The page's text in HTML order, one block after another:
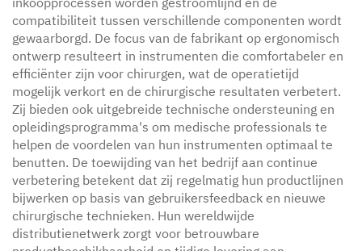
compatibiliteit tussen verschillende componenten wordt
gewaarborgd. De focus van de fabrikant op ergonomisch
ontwerp resulteert in instrumenten die comfortabeler en
efficiënter zijn voor chirurgen, wat de operatietijd
mogelijk verkort en de chirurgische resultaten verbetert.
Zij bieden ook uitgebreide technische ondersteuning en
opleidingsprogramma's om medische professionals te
helpen de voordelen van hun instrumenten optimaal te
benutten. De toewijding van het bedrijf aan continue
verbetering betekent dat zij regelmatig hun productlijnen
bijwerken op basis van gebruikersfeedback en nieuwe
chirurgische technieken. Hun wereldwijde
distributienetwerk zorgt voor betrouwbare